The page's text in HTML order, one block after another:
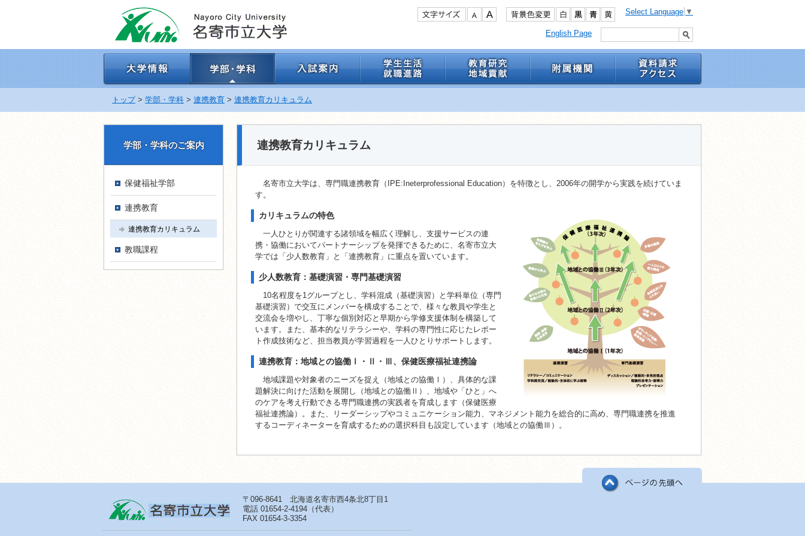
ー
シ
を
飛
Select Language ▼
English Page
トップ> 学部・学科 > 連携教育 > 連携教育カリキュラム
連携教育カリキュラム
名寄市立大学は、専門職連携教育（IPE:Ineterprofessional Education）を特徴とし、2006年の開学から実践を続けていま
す。
カリキュラムの特色
一人ひとりが関連する諸領域を幅広く理解し、支援サービスの連
携・協働においてパートナーシップを発揮できるために、名寄市立大
学では「少人数教育」と「連携教育」に重点を置いています。
少人数教育：基礎演習・専門基礎演習
10名程度を1グループとし、学科混成（基礎演習）と学科単位（専門
基礎演習）で交互にメンバーを構成することで、様々な教員や学生と
交流会を増やし、丁寧な個別対応と早期から学修支援体制を構築して
います。また、基本的なリテラシーや、学科の専門性に応じたレポー
ト作成技術など、担当教員が学習過程を一人ひとりサポートします。
連携教育：地域との協働Ⅰ・Ⅱ・Ⅲ、保健医療福祉連携論
地域課題や対象者のニーズを捉え（地域との協働Ⅰ）、具体的な課
題解決に向けた活動を展開し（地域との協働Ⅱ）、地域や「ひと」へ
のケアを考え行動できる専門職連携の実践者を育成します（保健医療
福祉連携論）。また、リーダーシップやコミュニケーション能力、マネジメント能力を総合的に高め、専門職連携を推進
するコーディネーターを育成するための選択科目も設定しています（地域との協働Ⅲ）。
学部・学科のご案内
保健福祉学部
連携教育
連携教育カリキュラム
教職課程
〒096-8641 北海道名寄市西4条北8丁目1
電話 01654-2-4194 （代表）
FAX 01654-3-3354